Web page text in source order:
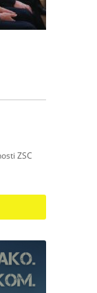
ZSC